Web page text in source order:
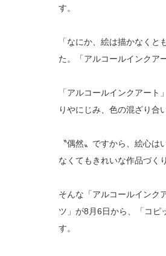
す。
「なにか、絵は描かなく
た。「アルコールインクア
「アルコールインクアー
りやにじみ、色の混ざり合
〝偶然〟ですから、絵心
なくてもきれいな作品づく
そんな「アルコールインク
ツ」が8月6日から、「コピ
す。